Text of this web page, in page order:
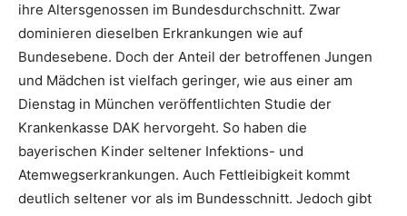
ihre Altersgenossen im Bundesdurchschnitt. Zwar
dominieren dieselben Erkrankungen wie auf
Bundesebene. Doch der Anteil der betroffenen Jungen
und Mädchen ist vielfach geringer, wie aus einer am
Dienstag in München veröffentlichten Studie der
Krankenkasse DAK hervorgeht. So haben die
bayerischen Kinder seltener Infektions- und
Atemwegserkrankungen. Auch Fettleibigkeit kommt
deutlich seltener vor als im Bundesschnitt. Jedoch gibt